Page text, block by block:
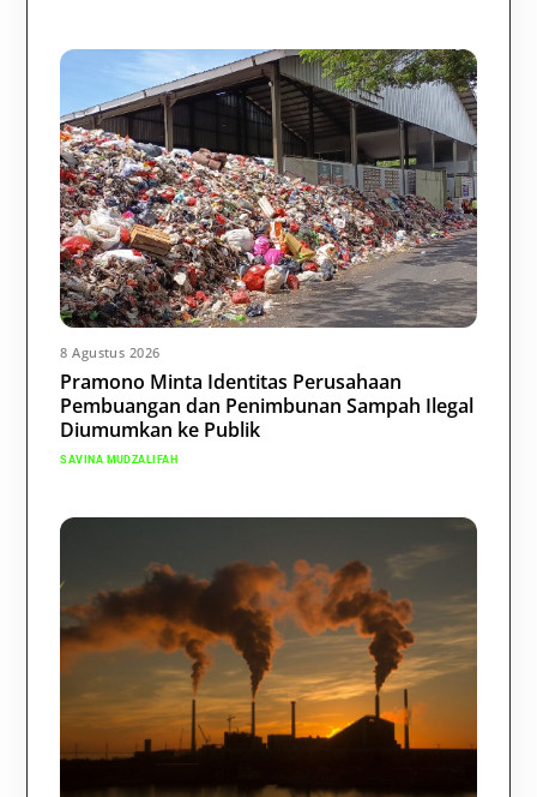
8 Agustus 2026
Pramono Minta Identitas Perusahaan
Pembuangan dan Penimbunan Sampah Ilegal
Diumumkan ke Publik
SAVINA MUDZALIFAH